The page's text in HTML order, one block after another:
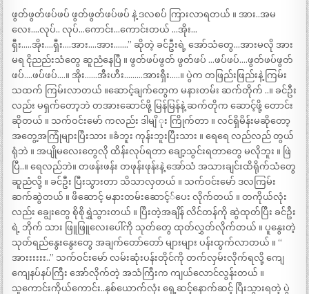
ဖွတ်ဖွတ်ဖပ်ဖပ် ဖွတ်ဖွတ်ဖပ်ဖပ် နဲ့ ဒလစပ် ကြားလာရတယ် ။ အား..အမ
လေး….လုပ်.. လုပ်…ကောင်း…ကောင်းတယ် …အိုး…
ရှီး…..အိုး….ရှီး….အား….အား…….” ဆိုတဲ့ ခင်ဦးရဲ့ အော်သံတွေ…အားမလို အား
မရ ငိုညည်းသံတွေ ဆူညံနေပြီ ။ ဖွတ်ဖပ်ဖွတ် ဖွတ်ဖပ် …ဖပ်ဖပ်….ဖွတ်ဖပ်ဖွတ်
ဖပ်….ဖပ်ဖပ်….။ အိုး……အီးဟီး………အားရှီး…..။ ပွဲက တဖြည်းဖြည်းနဲ့ ကြမ်း
သထက် ကြမ်းလာတယ် ။ဆောင့်ချက်တွေက မနားတမ်း ဆက်တိုက် ..။ ခင်ဦး
လည်း မရှက်တော့ဘဲ တအားဆောင်ဖို့ မြန်မြန်နဲ့ ဆက်တိုက ဆောင့်ဖို့ တောင်း
ဆိုတယ် ။ သက်ဝင်းမော် ကလည်း ဒါမျိ ုး ကြိုက်တာ ။ လင်ရှိမိန်းမဆိုတော့
အတွေ့အကြုံများပြီးသား ။ခံဘူး ကုန်းဘူးပြီးသား ။ ရေရေ လည်လည် တွယ်
ရုံဘဲ ။ အပျိုမလေးတွေလို ထိန်းလုပ်ရတာ ချော့သွင်းရတာတွေ မလိုဘူး ။ ဖြဲ
ပြီ..။ ရေလည်ဘဲ။ တဖန်းဖန်း တဖုန်းဖုန်းနဲ့ အော်သံ အသားချင်းထိရိုက်သံတွေ
ဆူညံလို့ ။ ခင်ဦး ပြီးသွားတာ သိသာလှတယ် ။ သက်ဝင်းမော် ဒလကြမ်း
ဆက်ဆွဲတယ် ။ ဖိဆောင့် မနားတမ်းဆောင့််ပေး လိုက်တယ် ။ တကိုယ်လုံး
လည်း ချွေးတွေ စိုစိုရွှဲသွားတယ် ။ ပြီးတဲ့အချိန် လိင်တန်ကို ဆွဲထုတ်ပြီး ခင်ဦး
ရဲ့ ဘိုက် သား ဖြူဖြူလေးပေါ်ကို သုတ်တွေ ထုတ်လွှတ်လိုက်တယ် ။ ပူနွေးတဲ့
သုတ်ရည်နွေးနွေးတွေ အချက်တော်တော် များများ ပန်းထွက်လာတယ် ။ “
အားးးးးး..” သက်ဝင်းမော် လမ်းဆုံးပန်းတိုင်ကို တက်လှမ်းလိုက်ရလို့ ကျေ
ကျေနပ်နပ်ကြီး အော်လိုက်တဲ့ အသံကြီးက ကျယ်လောင်လွန်းတယ် ။
သူကောင်းကိုယ်ကောင်း..နှစ်ယောက်လုံး ရှေ့ဆင့်နောက်ဆင့် ပြီးသွားရတဲ့ ပွဲ